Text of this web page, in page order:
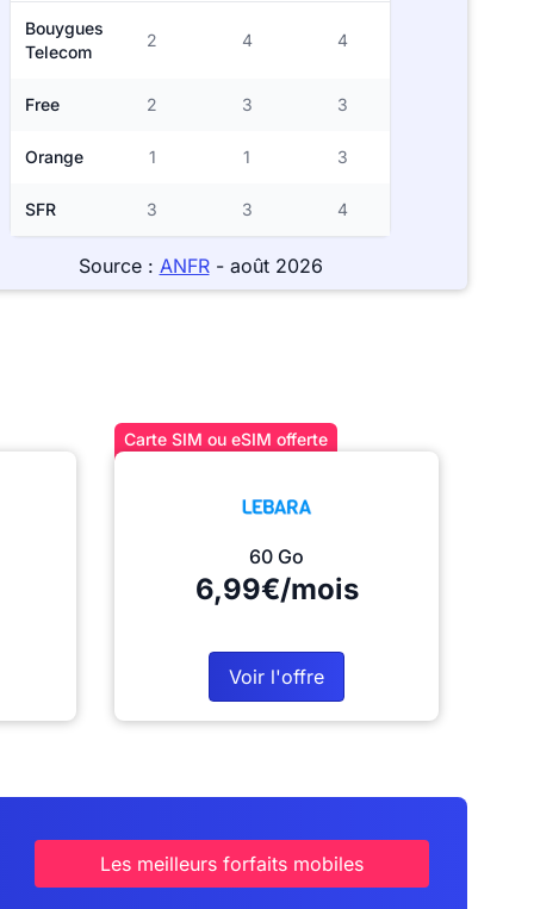
Bouygues
Telecom
2 4 4
Free 2 3 3
Orange 1 1 3
SFR 3 3 4
Source : ANFR- août 2026
Carte SIM ou eSIM offerte
60 Go
6,99€/mois
Voir l'offre
Les meilleurs forfaits mobiles